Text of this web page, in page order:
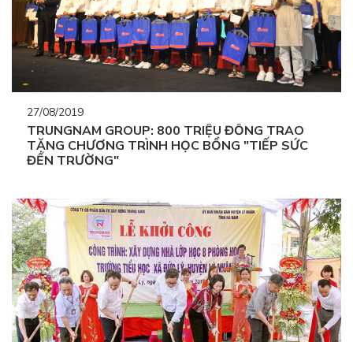
27/08/2019
TRUNGNAM GROUP: 800 TRIỆU ĐỒNG TRAO
TẶNG CHƯƠNG TRÌNH HỌC BỔNG "TIẾP SỨC
ĐẾN TRƯỜNG"